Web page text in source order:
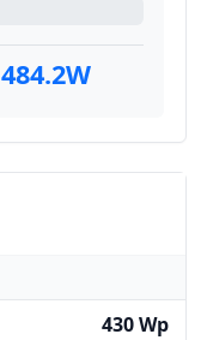
484.2W
430 Wp